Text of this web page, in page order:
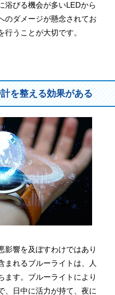
浴びる機会が多いLEDから
のダメージが懸念されてお
行うことが大切です。
を整える効果がある
影響を及ぼすわけではあり
まれるブルーライトは、人
ます。ブルーライトにより
、日中に活力が持て、夜に